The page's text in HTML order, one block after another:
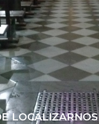
LOCALIZARNOS